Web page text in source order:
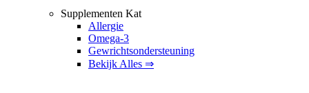
Supplementen Kat
Allergie
Omega-3
Gewrichtsondersteuning
Bekijk Alles ⇒